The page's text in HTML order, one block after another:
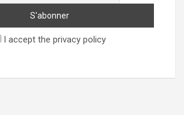
I accept the privacy policy